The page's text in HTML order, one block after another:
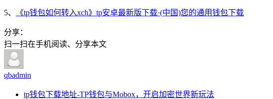
5、 《tp钱包如何转入xch》tp安卓最新版下载·(中国)您的通用钱包下载
分享：
扫一扫在手机阅读、分享本文
qbadmin
tp钱包下载地址-TP钱包与Mobox，开启加密世界新玩法